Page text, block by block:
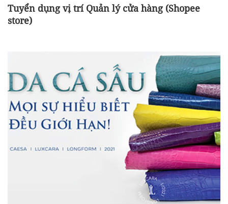
Tuyển dụng vị trí Quản lý cửa hàng (Shopee
store)